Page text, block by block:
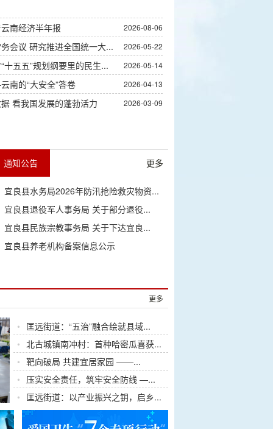
南经济半年报 2026-08-06
会议 研究推进全国统一大... 2026-05-22
十五五”规划纲要里的民生... 2026-05-14
南的“大安全”答卷 2026-04-13
看我国发展的蓬勃活力 2026-03-09
通知公告 更多
宜良县水务局2026年防汛抢险救灾物资...
宜良县退役军人事务局 关于部分退役...
宜良县民族宗教事务局 关于下达宜良...
宜良县养老机构备案信息公示
更多
• 匡远街道：“五治”融合绘就县域...
• 北古城镇南冲村：首种哈密瓜喜获...
• 靶向破局 共建宜居家园 ——...
• 压实安全责任，筑牢安全防线 —...
• 匡远街道：以产业振兴之钥，启乡...